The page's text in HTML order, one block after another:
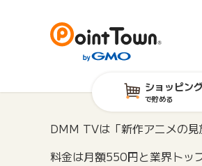
ショッピン
で貯める
DMM TVは「新作アニメの見
料金は月額550円と業界トッ